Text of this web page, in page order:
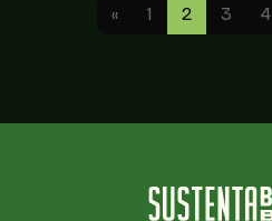
« 1 2 3 4